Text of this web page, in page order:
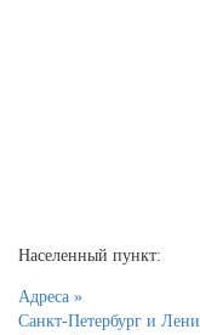
Населенный пункт:
Адреса »
Санкт-Петербург и